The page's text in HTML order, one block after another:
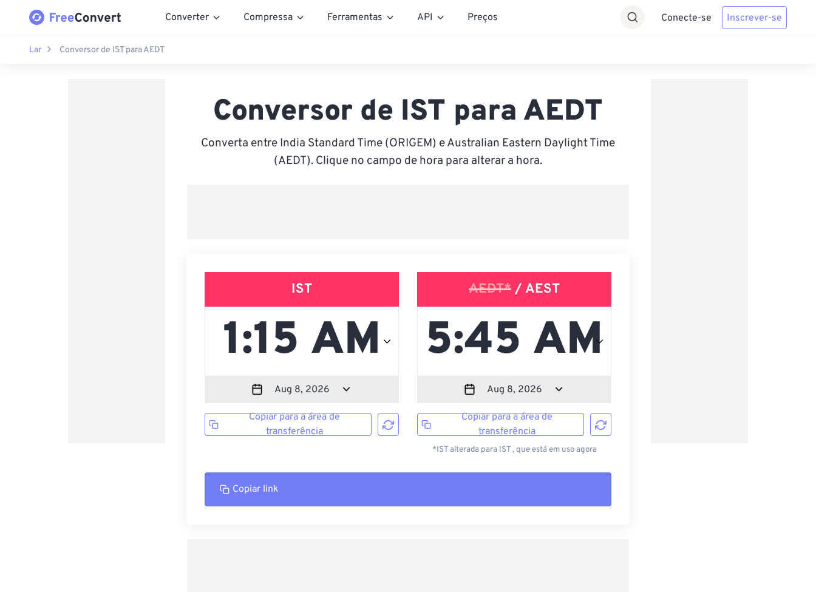
Converter Compressa Ferramentas API Preços Conecte-se Inscrever-se
Lar Conversor de IST para AEDT
Conversor de IST para AEDT
Converta entre India Standard Time (ORIGEM) e Australian Eastern Daylight Time
(AEDT). Clique no campo de hora para alterar a hora.
IST
Copiar para a área de
transferência
AEDT* / AEST
Copiar para a área de
transferência
*IST alterada para IST , que está em uso agora
Copiar link